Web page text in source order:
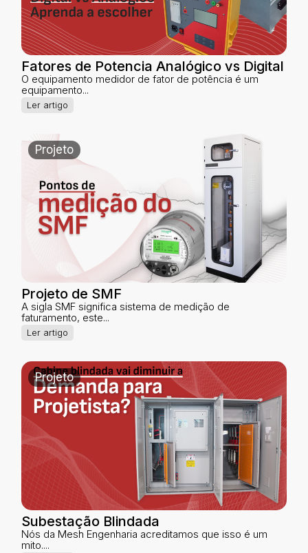
Fatores de Potencia Analógico vs Digital
O equipamento medidor de fator de potência é um
equipamento...
Ler artigo
Projeto
Projeto de SMF
A sigla SMF significa sistema de medição de
faturamento, este...
Ler artigo
Projeto
Subestação Blindada
Nós da Mesh Engenharia acreditamos que isso é um
mito....